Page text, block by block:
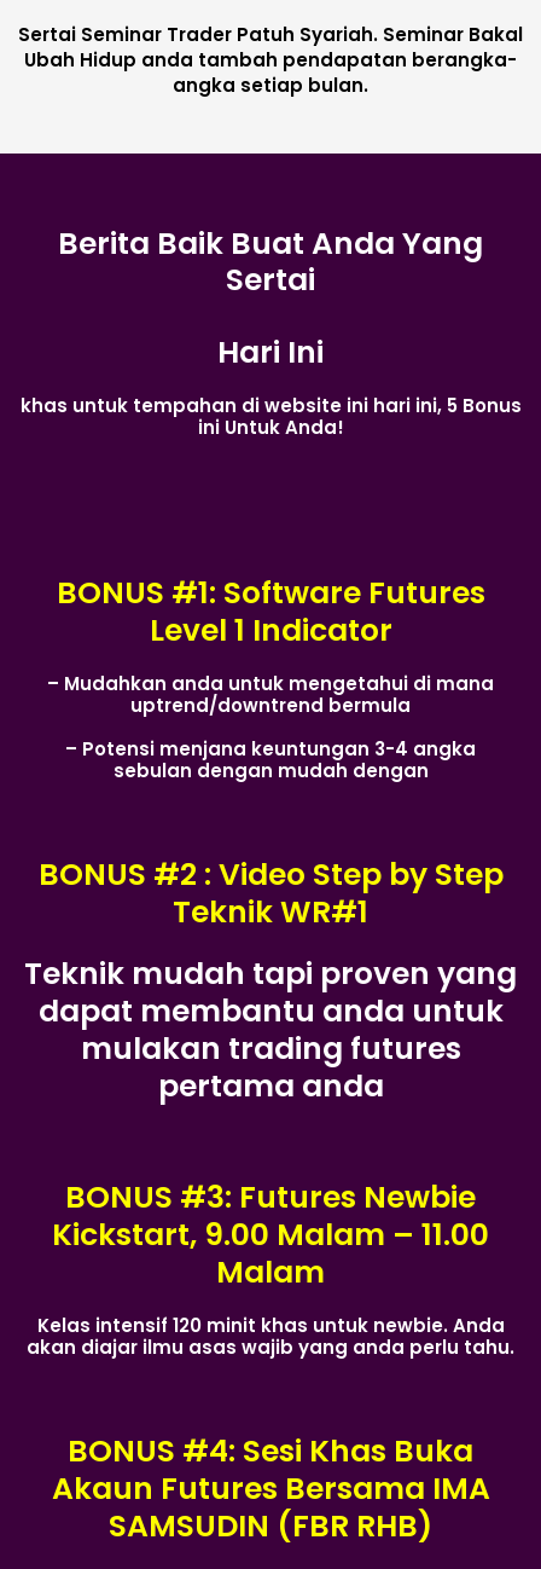
Sertai Seminar Trader Patuh Syariah. Seminar Bakal
Ubah Hidup anda tambah pendapatan berangka-
angka setiap bulan.
Berita Baik Buat Anda Yang
Sertai
Hari Ini
khas untuk tempahan di website ini hari ini, 5 Bonus
ini Untuk Anda!
BONUS #1: Software Futures
Level 1 Indicator
– Mudahkan anda untuk mengetahui di mana
uptrend/downtrend bermula
– Potensi menjana keuntungan 3-4 angka
sebulan dengan mudah dengan
BONUS #2 : Video Step by Step
Teknik WR#1
Teknik mudah tapi proven yang
dapat membantu anda untuk
mulakan trading futures
pertama anda
BONUS #3: Futures Newbie
Kickstart, 9.00 Malam – 11.00
Malam
Kelas intensif 120 minit khas untuk newbie. Anda
akan diajar ilmu asas wajib yang anda perlu tahu.
BONUS #4: Sesi Khas Buka
Akaun Futures Bersama IMA
SAMSUDIN (FBR RHB)